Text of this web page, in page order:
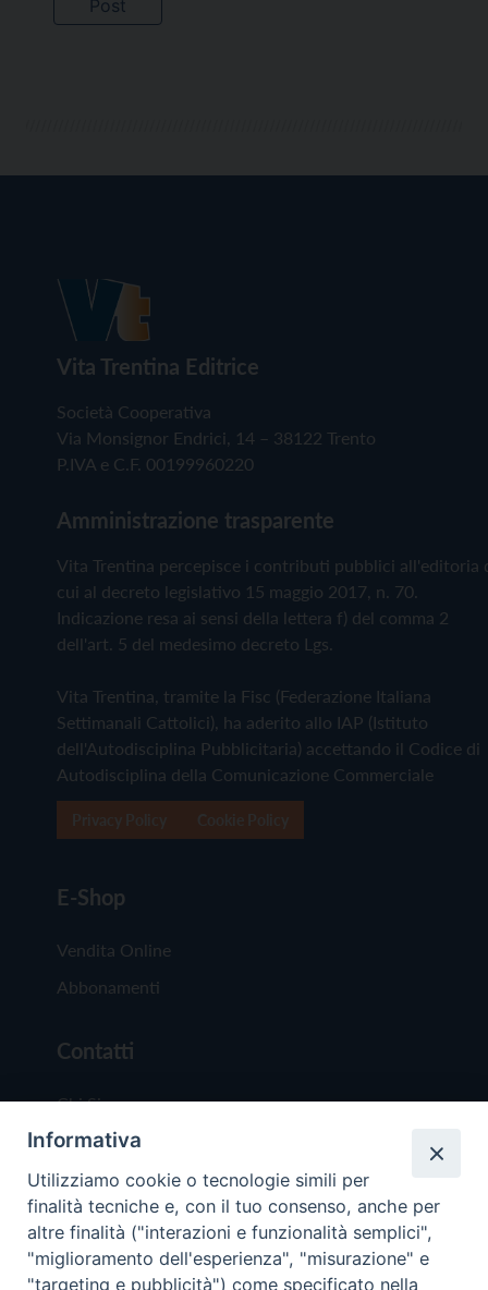
Vita Trentina Editrice
Società Cooperativa
Via Monsignor Endrici, 14 – 38122 Trento
P.IVA e C.F. 00199960220
Amministrazione trasparente
Vita Trentina percepisce i contributi pubblici all'editoria
cui al decreto legislativo 15 maggio 2017, n. 70.
Indicazione resa ai sensi della lettera f) del comma 2
dell'art. 5 del medesimo decreto Lgs.
Vita Trentina, tramite la Fisc (Federazione Italiana
Settimanali Cattolici), ha aderito allo IAP (Istituto
dell'Autodisciplina Pubblicitaria) accettando il Codice di
Autodisciplina della Comunicazione Commerciale
E-Shop
Vendita Online
Abbonamenti
Contatti
Chi Siamo
Redazione
Scrivici
Informativa
Utilizziamo cookie o tecnologie simili per
finalità tecniche e, con il tuo consenso, anche per
altre finalità ("interazioni e funzionalità semplici",
"miglioramento dell'esperienza", "misurazione" e
"targeting e pubblicità") come specificato nella